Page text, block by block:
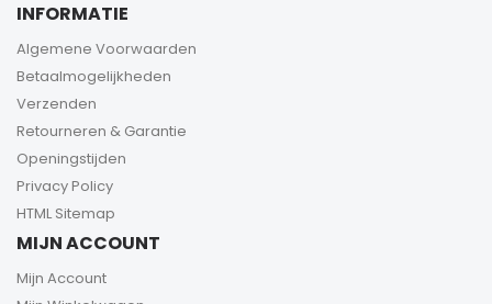
INFORMATIE
Algemene Voorwaarden
Betaalmogelijkheden
Verzenden
Retourneren & Garantie
Openingstijden
Privacy Policy
HTML Sitemap
MIJN ACCOUNT
Mijn Account